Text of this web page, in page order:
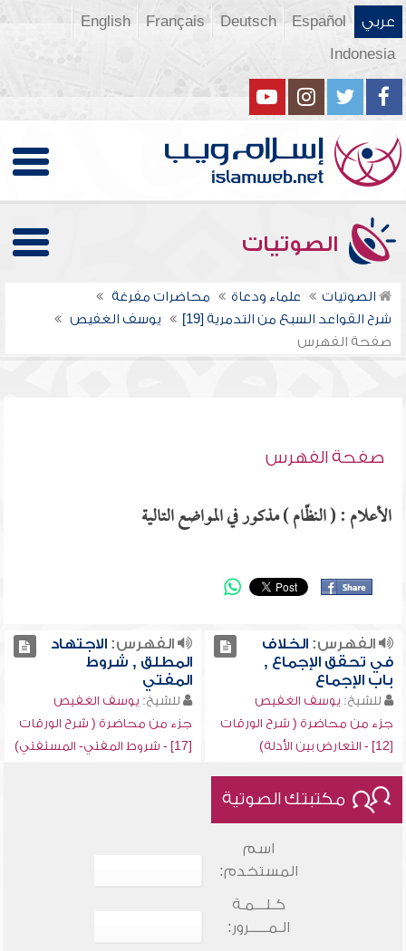
عربي Español
Deutsch
Français
English
Indonesia
الصوتيات
الصوتيات علماء ودعاة
محاضرات مفرغة
شرح القواعد السبع من التدمرية [19]
يوسف الغفيص
صفحة الفهرس
صفحة الفهرس
الأعلام : ( النظّام ) مذكور في المواضع التالية
الفهرس:الخلاف
في تحقق الإجماع ,
باب الإجماع
للشيخ: يوسف الغفيص
جزء من محاضرة ( شرح الورقات
[12] - التعارض بين الأدلة)
الفهرس:الاجتهاد
المطلق , شروط
المفتي
للشيخ: يوسف الغفيص
جزء من محاضرة ( شرح الورقات
[17] - شروط المفتي- المستفتي)
مكتبتك الصوتية
اسم
المستخدم:
كـلـــمـة
الـمـــــرور: